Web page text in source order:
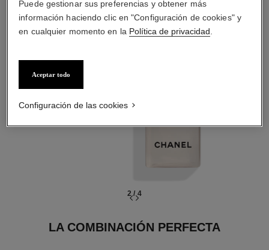
02
PREPARAR
Con lociones y
esencias
2 / 4
LA COMBINACIÓN PERFECTA
Puede gestionar sus preferencias y obtener más
información haciendo clic en "Configuración de cookies" y
en cualquier momento en la Política de privacidad
Aceptar todo
Configuración de las cookies